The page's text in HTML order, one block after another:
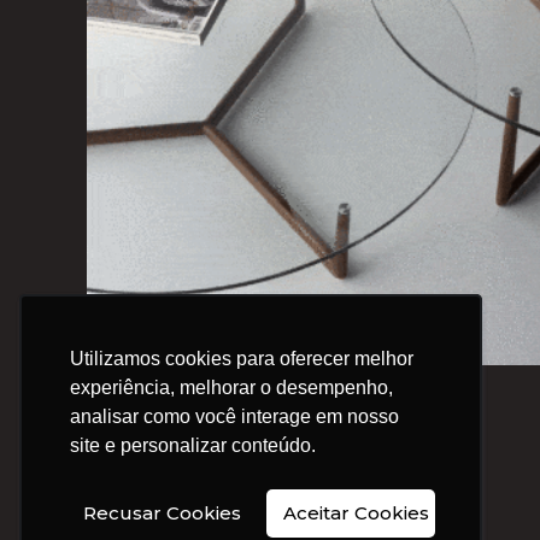
Utilizamos cookies para oferecer melhor
experiência, melhorar o desempenho,
analisar como você interage em nosso
site e personalizar conteúdo.
Recusar Cookies Aceitar Cookies
Utilizamos cookies para oferecer melhor
experiência, melhorar o desempenho,
analisar como você interage em nosso
site e personalizar conteúdo.
Recusar Cookies Aceitar Cookies
FORM